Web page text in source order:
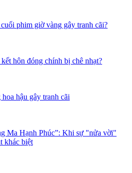
phim giờ vàng gây tranh cãi?
hôn đóng chính bị chê nhạt?
hậu gây tranh cãi
Ma Hạnh Phúc”: Khi sự "nửa vời"
khác biệt